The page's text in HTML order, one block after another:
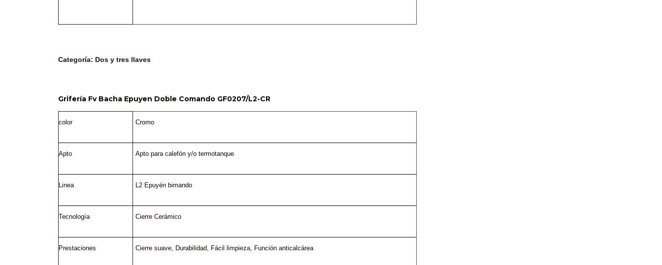
Categoría: Dos y tres llaves
Grifería Fv Bacha Epuyen Doble Comando GF0207/L2-CR
color Cromo
Apto Apto para calefón y/o termotanque
Linea L2 Epuyén bimando
Tecnología Cierre Cerámico
Prestaciones Cierre suave, Durabilidad, Fácil limpieza, Función anticalcárea